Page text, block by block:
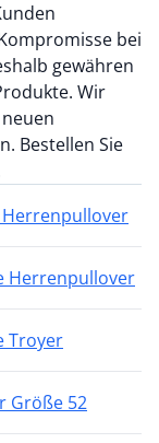
bei
gewähren
Wir
Bestellen Sie
Herrenpullover
Herrenpullover
Troyer
Größe 52